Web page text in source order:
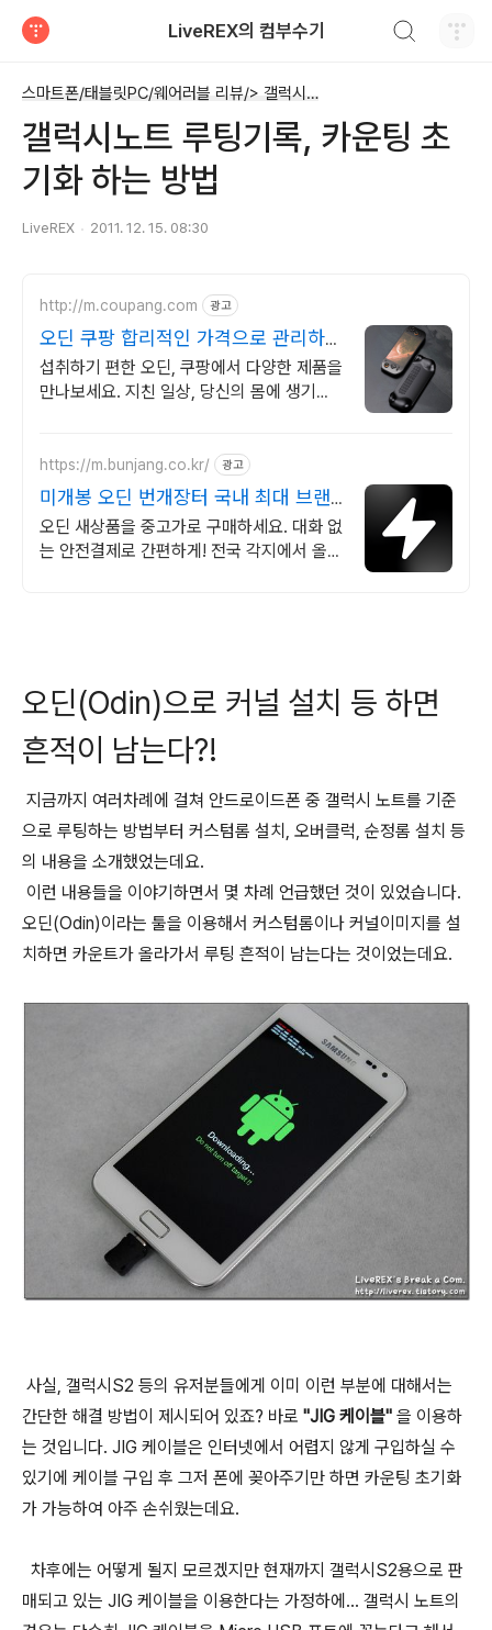
LiveREX의 컴부수기
스마트폰/태블릿PC/웨어러블 리뷰/> 갤럭시노트1~8
갤럭시노트 루팅기록, 카운팅 초
기화 하는 방법
LiveREX 2011. 12. 15. 08:30
http://m.coupang.com 광고
오딘 쿠팡 합리적인 가격으로 관리하세
요
섭취하기 편한 오딘, 쿠팡에서 다양한 제품을
만나보세요. 지친 일상, 당신의 몸에 생기를
https://m.bunjang.co.kr/ 광고
미개봉 오딘 번개장터 국내 최대 브랜
드 중고거래
오딘 새상품을 중고가로 구매하세요. 대화 없
는 안전결제로 간편하게! 전국 각지에서 올라
오딘(Odin)으로 커널 설치 등 하면
흔적이 남는다?!
지금까지 여러차례에 걸쳐 안드로이드폰 중 갤럭시 노트를 기준
으로 루팅하는 방법부터 커스텀롬 설치, 오버클럭, 순정롬 설치 등
의 내용을 소개했었는데요.
이런 내용들을 이야기하면서 몇 차례 언급했던 것이 있었습니다.
오딘(Odin)이라는 툴을 이용해서 커스텀롬이나 커널이미지를 설
치하면 카운트가 올라가서 루팅 흔적이 남는다는 것이었는데요.
사실, 갤럭시S2 등의 유저분들에게 이미 이런 부분에 대해서는
간단한 해결 방법이 제시되어 있죠? 바로 "JIG 케이블" 을 이용하
는 것입니다. JIG 케이블은 인터넷에서 어렵지 않게 구입하실 수
있기에 케이블 구입 후 그저 폰에 꽂아주기만 하면 카운팅 초기화
가 가능하여 아주 손쉬웠는데요.
차후에는 어떻게 될지 모르겠지만 현재까지 갤럭시S2용으로 판
매되고 있는 JIG 케이블을 이용한다는 가정하에... 갤럭시 노트의